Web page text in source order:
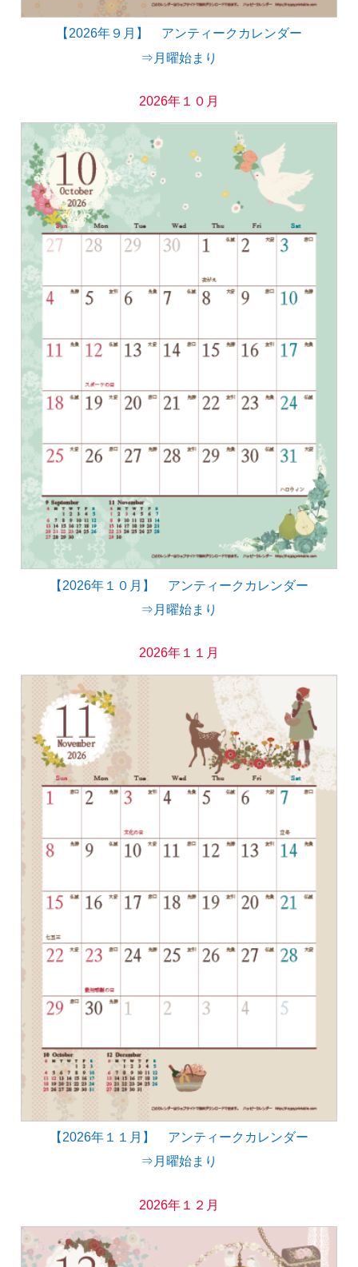
【2026年９月】 アンティークカレンダー
⇒月曜始まり
2026年１０月
【2026年１０月】 アンティークカレンダー
⇒月曜始まり
2026年１１月
【2026年１１月】 アンティークカレンダー
⇒月曜始まり
2026年１２月